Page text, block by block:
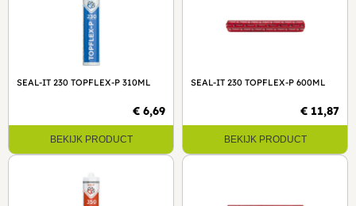
SEAL-IT 230 TOPFLEX-P 310ML
€ 6,69
BEKIJK PRODUCT
SEAL-IT 230 TOPFLEX-P 600ML
€ 11,87
BEKIJK PRODUCT